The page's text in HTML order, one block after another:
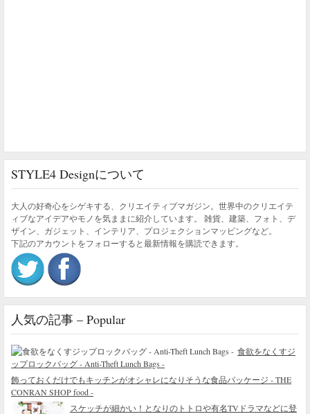
STYLE4 Designについて
大人の好奇心をシゲキする、クリエイティブマガジン。世界中のクリエイテ
ィブなアイデアやモノを気ままに紹介しています。 雑貨、建築、フォト、デ
ザイン、ガジェット、インテリア、プロジェクションマッピングなど。
下記のアカウントをフォローすると最新情報を購読できます。
人気の記事 – Popular
食欲をなくすジ
ップロックバッグ - Anti-Theft Lunch Bags -
飾っておくだけでもキッチンがオシャレになりそうな食品パッケージ - THE
CONRAN SHOP food -
スケッチが細かい！となりのトトロや有名TVドラマなどに登